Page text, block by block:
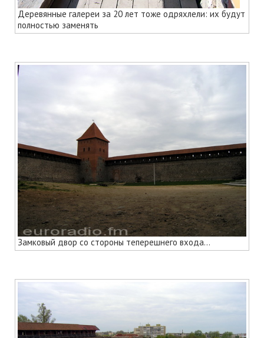
Деревянные галереи за 20 лет тоже одряхлели: их будут
полностью заменять
Замковый двор со стороны теперешнего входа...